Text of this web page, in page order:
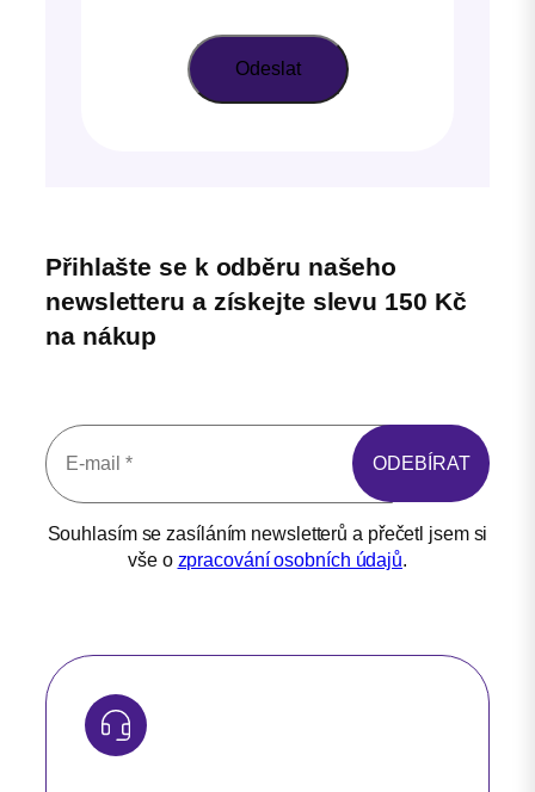
Přihlašte se k odběru našeho
newsletteru a získejte slevu 150 Kč
na nákup
Souhlasím se zasíláním newsletterů a přečetl jsem si
vše o zpracování osobních údajů.